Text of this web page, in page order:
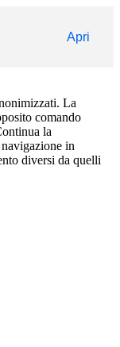
Apri
La
comando
la
in
diversi da quelli